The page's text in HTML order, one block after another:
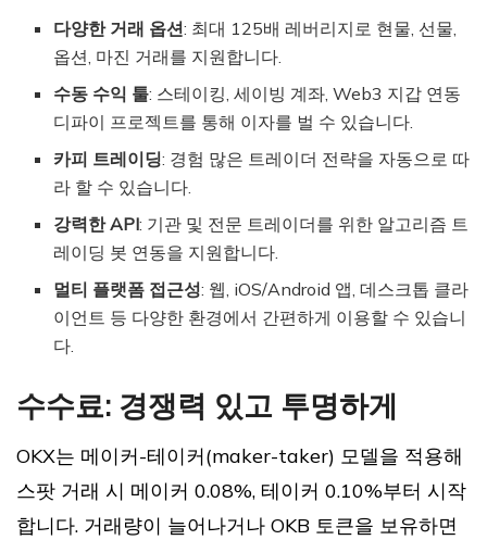
다양한 거래 옵션: 최대 125배 레버리지로 현물, 선물,
옵션, 마진 거래를 지원합니다.
수동 수익 툴: 스테이킹, 세이빙 계좌, Web3 지갑 연동
디파이 프로젝트를 통해 이자를 벌 수 있습니다.
카피 트레이딩: 경험 많은 트레이더 전략을 자동으로 따
라 할 수 있습니다.
강력한 API: 기관 및 전문 트레이더를 위한 알고리즘 트
레이딩 봇 연동을 지원합니다.
멀티 플랫폼 접근성: 웹, iOS/Android 앱, 데스크톱 클라
이언트 등 다양한 환경에서 간편하게 이용할 수 있습니
다.
수수료: 경쟁력 있고 투명하게
OKX는 메이커-테이커(maker-taker) 모델을 적용해
스팟 거래 시 메이커 0.08%, 테이커 0.10%부터 시작
합니다. 거래량이 늘어나거나 OKB 토큰을 보유하면